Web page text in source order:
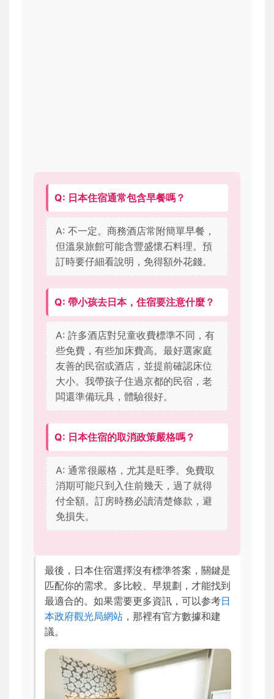
Q: 日本住宿通常包含早餐嗎？
A: 不一定。商務酒店常附簡單早餐，
但溫泉旅館可能含豐盛懷石料理。預
訂時要仔細看說明，免得額外花錢。
Q: 帶小孩去日本，住宿要注意什麼？
A: 許多酒店對兒童收費標準不同，有
些免費，有些加床費高。最好選家庭
友善的民宿或酒店，並提前確認床位
大小。我帶孩子住過京都的民宿，老
闆還準備玩具，體驗很好。
Q: 日本住宿的取消政策嚴格嗎？
A: 通常很嚴格，尤其是旺季。免費取
消期可能只到入住前幾天，過了就得
付全額。訂房時務必讀清楚條款，避
免損失。
最後，日本住宿選擇沒有標準答案，關鍵是
匹配你的需求。多比較、早規劃，才能找到
最適合的。如果需要更多資訊，可以参考日
本政府觀光局網站 ，那裡有官方數據和建
議。